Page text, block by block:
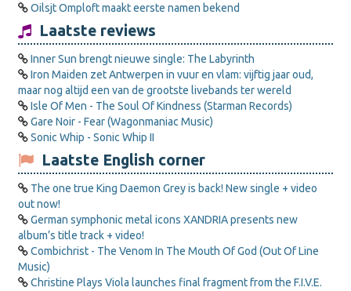
Oilsjt Omploft maakt eerste namen bekend
Laatste reviews
Inner Sun brengt nieuwe single: The Labyrinth
Iron Maiden zet Antwerpen in vuur en vlam: vijftig jaar oud,
maar nog altijd een van de grootste livebands ter wereld
Isle Of Men - The Soul Of Kindness (Starman Records)
Gare Noir - Fear (Wagonmaniac Music)
Sonic Whip - Sonic Whip II
Laatste English corner
The one true King Daemon Grey is back! New single + video
out now!
German symphonic metal icons XANDRIA presents new
album’s title track + video!
Combichrist - The Venom In The Mouth Of God (Out Of Line
Music)
Christine Plays Viola launches final fragment from the F.I.V.E.